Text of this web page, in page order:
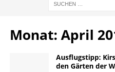
Monat: April
Ausflugstipp:
den Gärten der